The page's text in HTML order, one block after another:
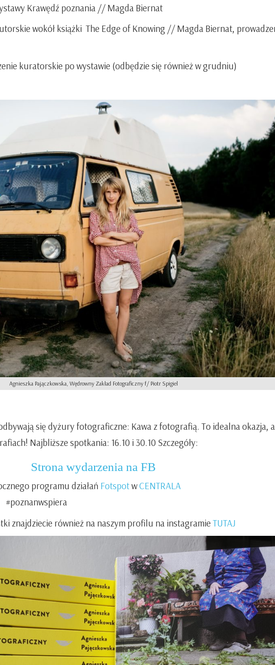
Krawędź poznania // Magda Biernat
wokół książki The Edge of Knowing // Magda Biernat,
kuratorskie po wystawie (odbędzie się również w grudniu)
Agnieszka Pajączkowska, Wędrowny Zakład Fotograficzny f/ Piotr Spigiel
się dyżury fotograficzne: Kawa z fotografią. To idealna okazja,
Najbliższe spotkania: 16.10 i 30.10 Szczegóły:
Strona wydarzenia na FB
programu działań FotspotwCENTRALA
#poznanwspiera
znajdziecie również na naszym profilu na instagramie TUTAJ